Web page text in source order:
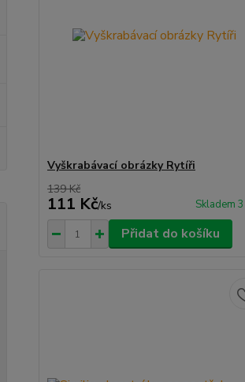
Vyškrabávací obrázky Rytíři
139 Kč
111 Kč/ks Skladem
Přidat do košíku